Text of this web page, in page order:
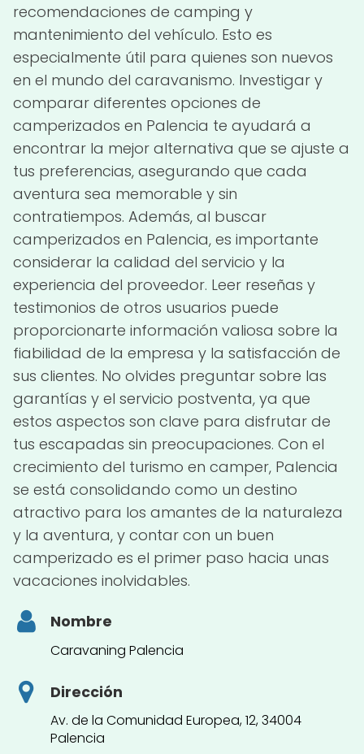
recomendaciones de camping y
mantenimiento del vehículo. Esto es
especialmente útil para quienes son nuevos
en el mundo del caravanismo. Investigar y
comparar diferentes opciones de
camperizados en Palencia te ayudará a
encontrar la mejor alternativa que se ajuste a
tus preferencias, asegurando que cada
aventura sea memorable y sin
contratiempos. Además, al buscar
camperizados en Palencia, es importante
considerar la calidad del servicio y la
experiencia del proveedor. Leer reseñas y
testimonios de otros usuarios puede
proporcionarte información valiosa sobre la
fiabilidad de la empresa y la satisfacción de
sus clientes. No olvides preguntar sobre las
garantías y el servicio postventa, ya que
estos aspectos son clave para disfrutar de
tus escapadas sin preocupaciones. Con el
crecimiento del turismo en camper, Palencia
se está consolidando como un destino
atractivo para los amantes de la naturaleza
y la aventura, y contar con un buen
camperizado es el primer paso hacia unas
vacaciones inolvidables.
Nombre
Caravaning Palencia
Dirección
Av. de la Comunidad Europea, 12, 34004
Palencia